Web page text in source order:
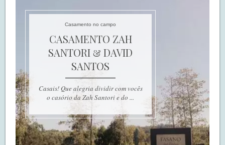
Casamento no campo
CASAMENTO ZAH
SANTORI & DAVID
SANTOS
Casais! Que alegria dividir com vocês
o casório da Zah Santori e do ...